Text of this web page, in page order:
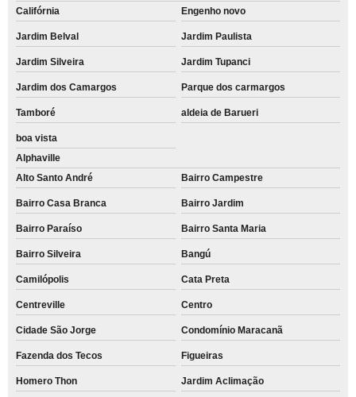
Califórnia Engenho novo
Jardim Belval Jardim Paulista
Jardim Silveira Jardim Tupanci
Jardim dos Camargos Parque dos carmargos
Tamboré aldeia de Barueri
boa vista
Alphaville
Alto Santo André
Bairro Campestre
Bairro Casa Branca Bairro Jardim
Bairro Paraíso Bairro Santa Maria
Bairro Silveira Bangú
Camilópolis Cata Preta
Centreville Centro
Cidade São Jorge Condomínio Maracanã
Fazenda dos Tecos Figueiras
Homero Thon Jardim Aclimação